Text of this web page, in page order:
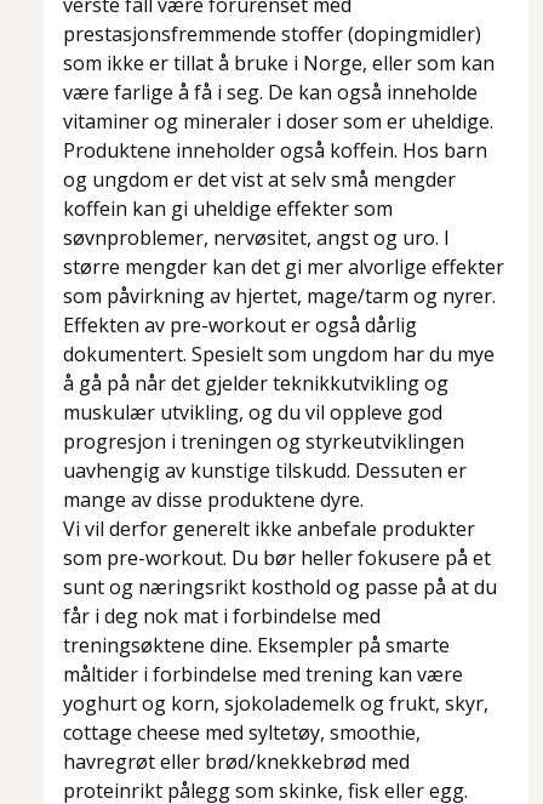
prestasjonsfremmende stoffer (dopingmidler)
som ikke er tillat å bruke i Norge, eller som kan
være farlige å få i seg. De kan også inneholde
vitaminer og mineraler i doser som er uheldige.
Produktene inneholder også koffein. Hos barn
og ungdom er det vist at selv små mengder
koffein kan gi uheldige effekter som
søvnproblemer, nervøsitet, angst og uro. I
større mengder kan det gi mer alvorlige effekter
som påvirkning av hjertet, mage/tarm og nyrer.
Effekten av pre-workout er også dårlig
dokumentert. Spesielt som ungdom har du mye
å gå på når det gjelder teknikkutvikling og
muskulær utvikling, og du vil oppleve god
progresjon i treningen og styrkeutviklingen
uavhengig av kunstige tilskudd. Dessuten er
mange av disse produktene dyre.
Vi vil derfor generelt ikke anbefale produkter
som pre-workout. Du bør heller fokusere på et
sunt og næringsrikt kosthold og passe på at du
får i deg nok mat i forbindelse med
treningsøktene dine. Eksempler på smarte
måltider i forbindelse med trening kan være
yoghurt og korn, sjokolademelk og frukt, skyr,
cottage cheese med syltetøy, smoothie,
havregrøt eller brød/knekkebrød med
proteinrikt pålegg som skinke, fisk eller egg.